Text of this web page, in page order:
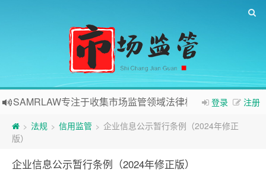
登录 注册
SAMRLAW专注于收集市场监管领域法律相关内容
> 法规 > 信用监管 > 企业信息公示暂行条例（2024年修正
版）
企业信息公示暂行条例（2024年修正版）